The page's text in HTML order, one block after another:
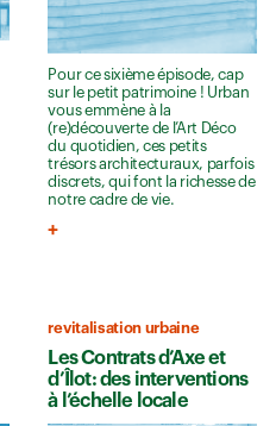
Pour ce sixième épisode, cap
sur le petit patrimoine ! Urban
vous emmène à la
(re)découverte de l’Art Déco
du quotidien, ces petits
trésors architecturaux, parfois
discrets, qui font la richesse de
notre cadre de vie.
revitalisation urbaine
Les Contrats d’Axe et
d’Îlot: des interventions
à l’échelle locale